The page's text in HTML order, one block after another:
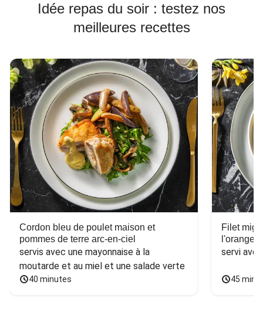
Idée repas du soir : testez nos
meilleures recettes
Cordon bleu de poulet maison et
pommes de terre arc-en-ciel
servis avec une mayonnaise à la
moutarde et au miel et une salade verte
40 minutes
Filet
l'orange
servi
45